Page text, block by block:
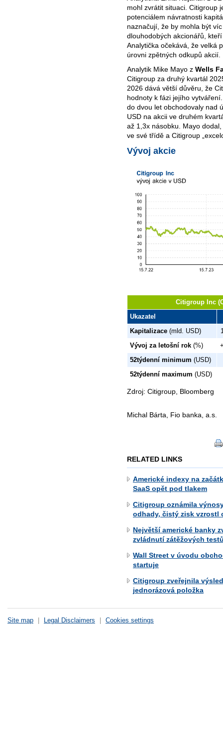
mohl zvrátit situaci. Citigroup
potenciálem návratnosti
naznačují, že by mohla být
dlouhodobých akcionářů,
Analytička očekává, že velká
úrovni zpětných odkupů akcií.
Analytik Mike Mayo z Wells
Citigroup za druhý kvartál
2026 dává větší důvěru, že
hodnoty k fázi jejího
do dvou let obchodovaly nad
USD na akcii ve druhém
až 1,3x násobku. Mayo
ve své třídě a Citigroup
Vývoj akcie
Citigroup Inc
Ukazatel
Kapitalizace (mld. USD)
Vývoj za letošní rok (%)
52týdenní minimum (USD)
52týdenní maximum (USD)
Zdroj: Citigroup, Bloomberg
Michal Bárta, Fio banka, a.s.
RELATED LINKS
Americké indexy na
SaaS opět pod tlakem
Citigroup oznámila
odhady, čistý zisk vzrostl
Největší americké banky
zvládnutí zátěžových
Wall Street v úvodu
startuje
Citigroup zveřejnila
jednorázová položka
Site map Legal Disclaimers Cookies settings